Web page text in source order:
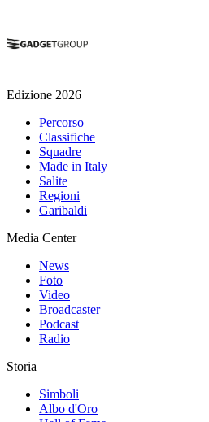
Edizione 2026
Percorso
Classifiche
Squadre
Made in Italy
Salite
Regioni
Garibaldi
Media Center
News
Foto
Video
Broadcaster
Podcast
Radio
Storia
Simboli
Albo d'Oro